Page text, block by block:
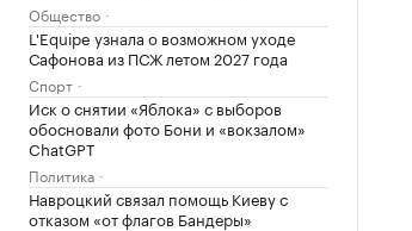
Общество
L'Equipe узнала о возможном уходе
Сафонова из ПСЖ летом 2027 года
Спорт
Иск о снятии «Яблока» с выборов
обосновали фото Бони и «вокзалом»
ChatGPT
Политика
Навроцкий связал помощь Киеву с
отказом «от флагов Бандеры»